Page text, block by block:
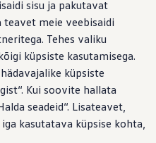
sisu ja pakutavat
teavet meie veebisaidi
Tehes valiku
küpsiste kasutamisega.
küpsiste
Kui soovite hallata
seadeid“. Lisateavet,
kasutatava küpsise kohta,
sinu uuele Volkswagenile!